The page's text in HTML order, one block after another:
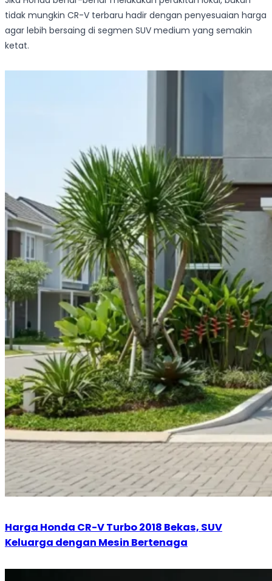
tidak mungkin CR-V terbaru hadir dengan penyesuaian harga
agar lebih bersaing di segmen SUV medium yang semakin
ketat.
Harga Honda CR-V Turbo 2018 Bekas, SUV
Keluarga dengan Mesin Bertenaga